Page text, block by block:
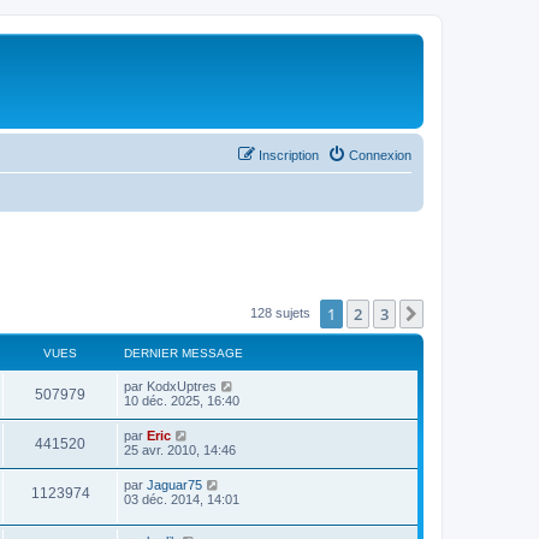
Connexion
Inscription
128 sujets 1 2 3
VUES DERNIER MESSAGE
507979 par KodxUptres
10 déc. 2025, 16:40
441520 par Eric
25 avr. 2010, 14:46
1123974 par Jaguar75
03 déc. 2014, 14:01